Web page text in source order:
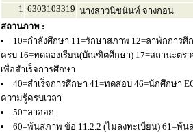
1 6303103319 นางสาวนิชนันท์ จางกอน
สถานภาพ :
10=กำลังศึกษา 11=รักษาสภาพ 12=ลาพักการ
ครบ 16=ทดลองเรียน(บัณฑิตศึกษา) 17=สถานะตร
เพื่อสำเร็จการศึกษา
40=สำเร็จการศึกษา 41=ทดสอบ 46=นักศึกษา
ความรู้ครบเวลา
50=ลาออก
60=พ้นสภาพ ข้อ 11.2.2 (ไม่ลงทะเบียน) 61=พ้